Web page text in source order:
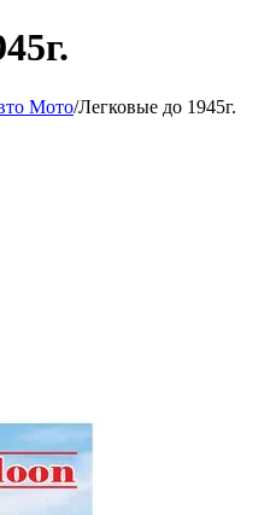
Мото/Легковые до 1945г.